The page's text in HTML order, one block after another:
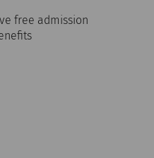
free admission